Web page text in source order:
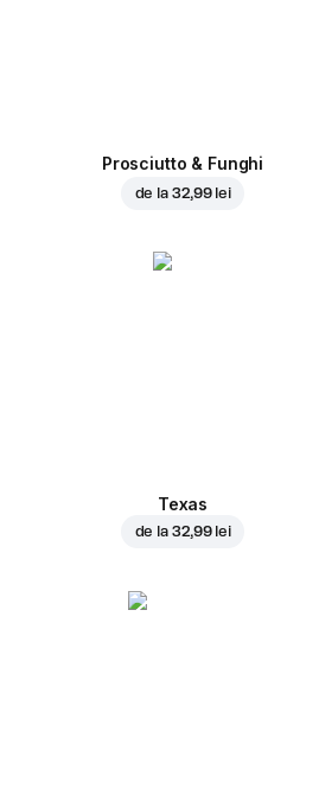
Prosciutto & Funghi
de la 32,99 lei
Texas
de la 32,99 lei